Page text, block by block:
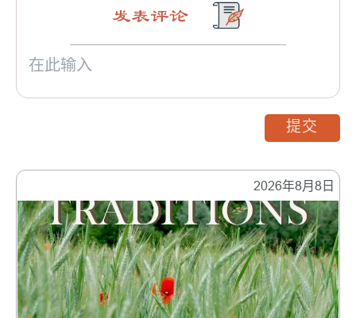
2026年8月8日
发表评论
提交